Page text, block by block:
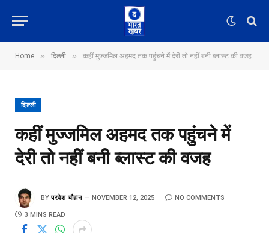
Home » दिल्ली » कहीं मुज्जमिल अहमद तक पहुंचने में देरी तो नहीं बनी ब्लास्ट की वजह
दिल्ली
कहीं मुज्जमिल अहमद तक पहुंचने में
देरी तो नहीं बनी ब्लास्ट की वजह
BY परवेश चौहान NOVEMBER 12, 2025 NO COMMENTS
3 MINS READ